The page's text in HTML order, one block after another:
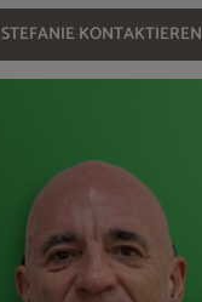
STEFANIE KONTAKTIEREN